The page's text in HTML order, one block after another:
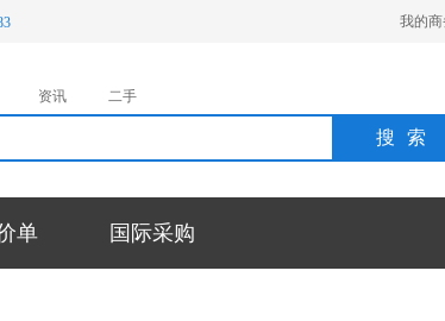
我的
资讯 二手
搜索
单 国际采购